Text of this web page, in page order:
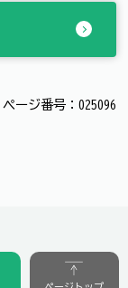
ページ番号：025096